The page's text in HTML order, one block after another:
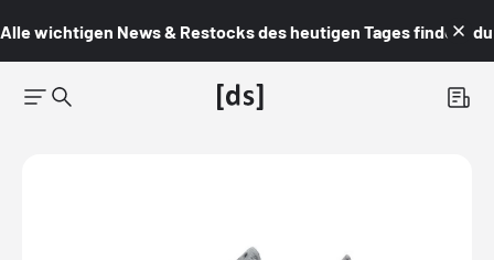
Alle wichtigen News & Restocks des heutigen Tages findest du